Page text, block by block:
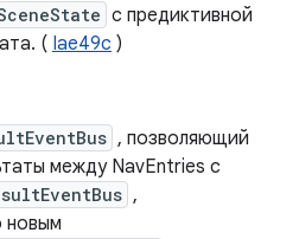
с предиктивной
( Iae49c )
, позволяющий
между NavEntries с
,
новым